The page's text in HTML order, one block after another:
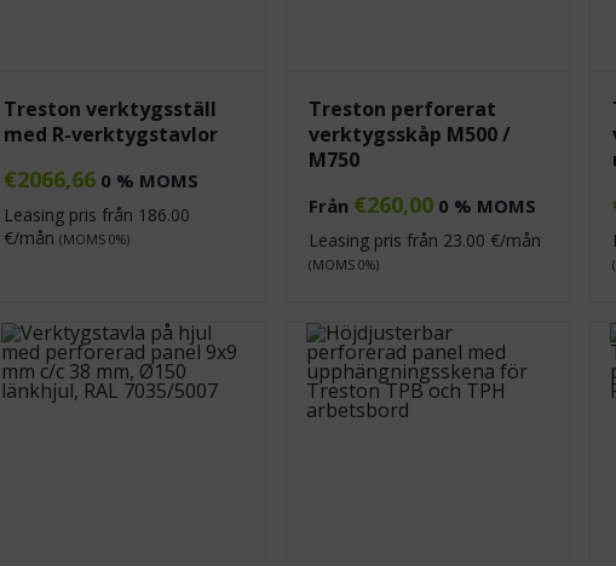
Treston verktygsställ
med R-verktygstavlor
€2066,66 0 % MOMS
Leasing pris från 186.00
€/mån(MOMS 0%)
Treston perforerat
verktygsskåp M500 /
M750
Från €260,00 0 % MOMS
Leasing pris från 23.00 €/mån
(MOMS 0%)